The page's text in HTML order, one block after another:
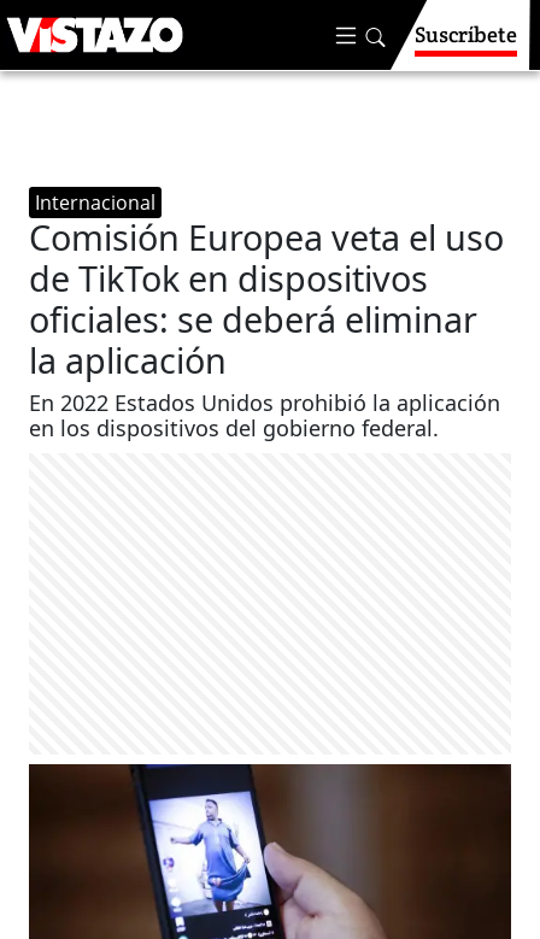
Suscríbete
Internacional
Comisión Europea veta el uso
de TikTok en dispositivos
oficiales: se deberá eliminar
la aplicación
En 2022 Estados Unidos prohibió la aplicación
en los dispositivos del gobierno federal.